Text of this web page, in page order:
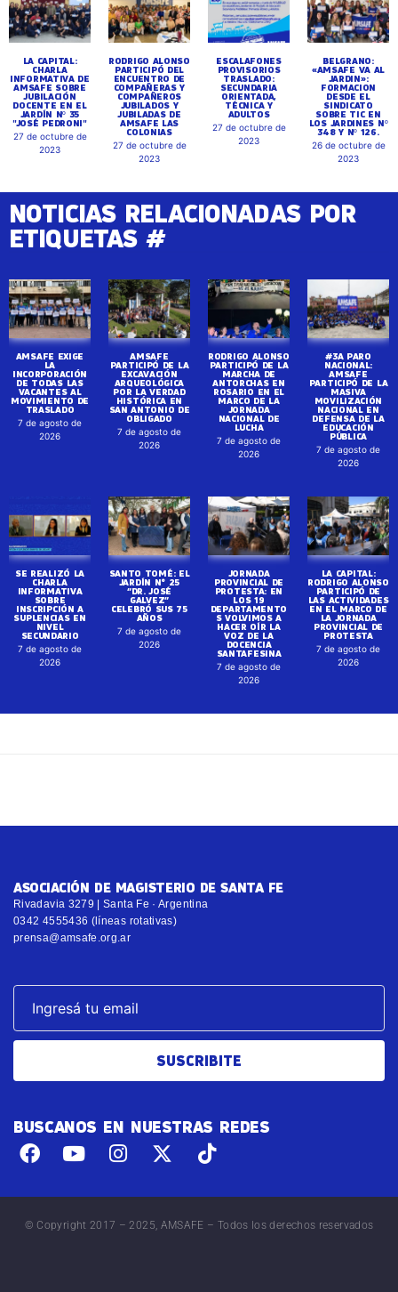
LA CAPITAL:
CHARLA
INFORMATIVA DE
AMSAFE SOBRE
JUBILACIÓN
DOCENTE EN EL
JARDÍN Nº 35
"JOSÉ PEDRONI"
27 de octubre de
2023
RODRIGO ALONSO
PARTICIPÓ DEL
ENCUENTRO DE
COMPAÑERAS Y
COMPAÑEROS
JUBILADOS Y
JUBILADAS DE
AMSAFE LAS
COLONIAS
27 de octubre de
2023
ESCALAFONES
PROVISORIOS
TRASLADO:
SECUNDARIA
ORIENTADA,
TÉCNICA Y
ADULTOS
27 de octubre de
2023
BELGRANO:
«AMSAFE VA AL
JARDIN»:
FORMACION
DESDE EL
SINDICATO
SOBRE TIC EN
LOS JARDINES Nº
348 Y Nº 126.
26 de octubre de
2023
NOTICIAS RELACIONADAS POR
ETIQUETAS #
AMSAFE EXIGE
LA
INCORPORACIÓN
DE TODAS LAS
VACANTES AL
MOVIMIENTO DE
TRASLADO
7 de agosto de
2026
AMSAFE
PARTICIPÓ DE LA
EXCAVACIÓN
ARQUEOLÓGICA
POR LA VERDAD
HISTÓRICA EN
SAN ANTONIO DE
OBLIGADO
7 de agosto de
2026
RODRIGO ALONSO
PARTICIPÓ DE LA
MARCHA DE
ANTORCHAS EN
ROSARIO EN EL
MARCO DE LA
JORNADA
NACIONAL DE
LUCHA
7 de agosto de
2026
#3A PARO
NACIONAL:
AMSAFE
PARTICIPÓ DE LA
MASIVA
MOVILIZACIÓN
NACIONAL EN
DEFENSA DE LA
EDUCACIÓN
PÚBLICA
7 de agosto de
2026
SE REALIZÓ LA
CHARLA
INFORMATIVA
SOBRE
INSCRIPCIÓN A
SUPLENCIAS EN
NIVEL
SECUNDARIO
7 de agosto de
2026
SANTO TOMÉ: EL
JARDÍN N° 25
“DR. JOSÉ
GALVEZ”
CELEBRÓ SUS 75
AÑOS
7 de agosto de
2026
JORNADA
PROVINCIAL DE
PROTESTA: EN
LOS 19
DEPARTAMENTO
S VOLVIMOS A
HACER OÍR LA
VOZ DE LA
DOCENCIA
SANTAFESINA
7 de agosto de
2026
LA CAPITAL:
RODRIGO ALONSO
PARTICIPÓ DE
LAS ACTIVIDADES
EN EL MARCO DE
LA JORNADA
PROVINCIAL DE
PROTESTA
7 de agosto de
2026
ASOCIACIÓN DE MAGISTERIO DE SANTA FE
Rivadavia 3279 | Santa Fe · Argentina
0342 4555436 (líneas rotativas)
prensa@amsafe.org.ar
SUSCRIBITE
BUSCANOS EN NUESTRAS REDES
© Copyright 2017 – 2025, AMSAFE – Todos los derechos reservados